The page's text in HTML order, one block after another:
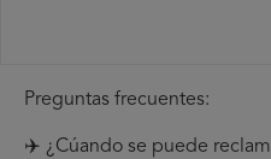
Preguntas frecuentes:
✈️ ¿Cúando se puede